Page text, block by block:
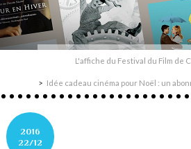
L'affiche du Festival du Film de
Idée cadeau cinéma pour Noël : un
2016
22/12